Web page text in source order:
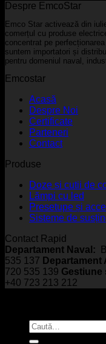
Despre EmcoStar
Emco Star activează din
comerțul cu produse
concentrat pe
suntem importatori și
pentru domeniul naval,
Emcostar
Acasă
Despre Noi
Certificate
Parteneri
Contact
Produse
Doze și cutii de
Lămpi cu led
Presetupe și
Sisteme de
Contact Rapid
Departament Naval:
535 137 Departament
720 535 139 Gestiune
+40 723 213 212
Caută
după: